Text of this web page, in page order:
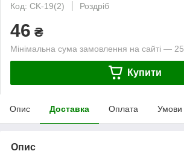
Код: CK-19(2)
Роздріб
46 ₴
Мінімальна сума замовлення на сайті —
Купити
Опис Доставка Оплата Умови
Опис